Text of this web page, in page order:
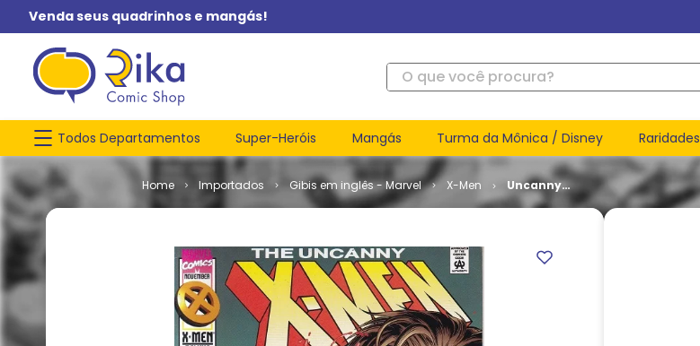
Venda seus quadrinhos e mangás!
O que você procura?
Todos Departamentos Super-Heróis Mangás Turma da Mônica / Disney Raridades
Importados Gibis em inglês - Marvel X-Men
Uncanny
X-Men -